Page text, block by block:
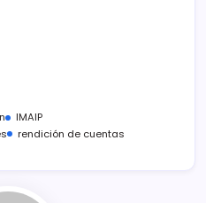
IMAIP
rendición de cuentas